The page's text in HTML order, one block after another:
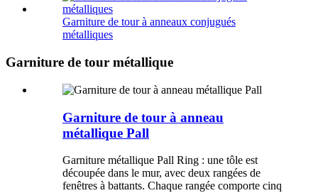
Garniture de tour à anneaux conjugués
métalliques
Garniture de tour métallique
Garniture de tour à anneau
métallique Pall
Garniture métallique Pall Ring : une tôle est
découpée dans le mur, avec deux rangées de
fenêtres à battants. Chaque rangée comporte cinq